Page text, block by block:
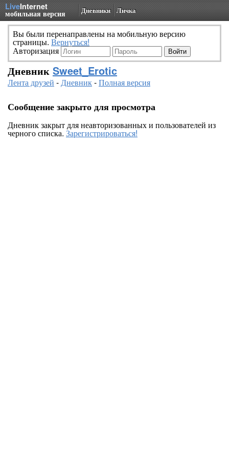
LiveInternet
мобильная версия Дневники Личка
Вы были перенаправлены на мобильную версию
страницы. Вернуться!
Авторизация
Дневник Sweet_Erotic
Лента друзей -Дневник-Полная версия
Сообщение закрыто для просмотра
Дневник закрыт для неавторизованных и пользователей из
черного списка. Зарегистрироваться!